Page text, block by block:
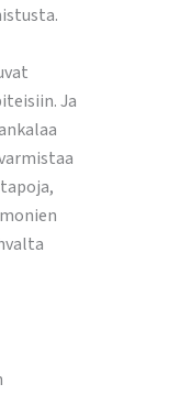
Ja